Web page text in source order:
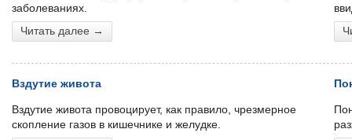
заболеваниях.
Читать далее →
Вздутие живота
Вздутие живота провоцирует, как правило, чрезмерное
скопление газов в кишечнике и желудке.